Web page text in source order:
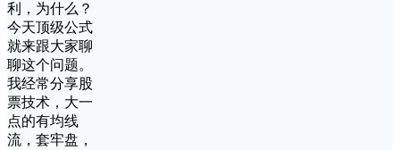
利，为什么？
今天顶级公式
就来跟大家聊
聊这个问题。
我经常分享股
票技术，大一
点的有均线
流，套牢盘，